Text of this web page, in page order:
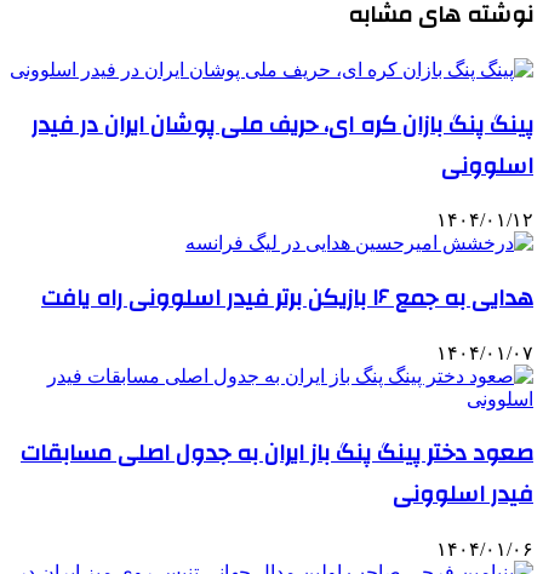
نوشته های مشابه
پینگ پنگ بازان کره ای، حریف ملی پوشان ایران در فیدر
اسلوونی
۱۴۰۴/۰۱/۱۲
هدایی به جمع ۱۶ بازیکن برتر فیدر اسلوونی راه یافت
۱۴۰۴/۰۱/۰۷
صعود دختر پینگ پنگ باز ایران به جدول اصلی مسابقات
فیدر اسلوونی
۱۴۰۴/۰۱/۰۶